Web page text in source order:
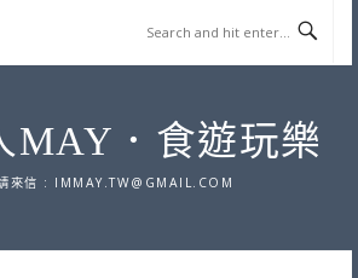
MAY．食遊玩樂
來信 : IMMAY.TW@GMAIL.COM